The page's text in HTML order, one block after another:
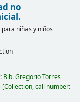
no
niñas y niños
Bib. Gregorio Torres
Collection, call number: